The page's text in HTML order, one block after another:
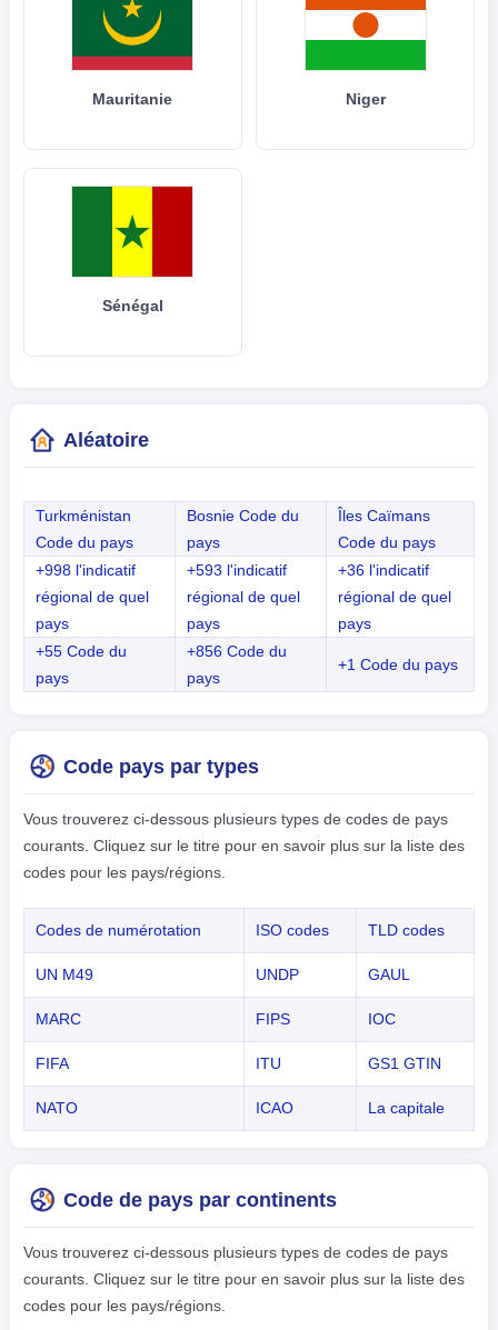
Mauritanie Niger
Sénégal
Aléatoire
Turkménistan
Code du pays
Bosnie Code du
pays
Îles Caïmans
Code du pays
+998 l'indicatif
régional de quel
pays
+593 l'indicatif
régional de quel
pays
+36 l'indicatif
régional de quel
pays
+55 Code du
pays
+856 Code du
pays
+1 Code du pays
Code pays par types
Vous trouverez ci-dessous plusieurs types de codes de pays
courants. Cliquez sur le titre pour en savoir plus sur la liste des
codes pour les pays/régions.
Codes de numérotation ISO codes TLD codes
UN M49 UNDP GAUL
MARC FIPS IOC
FIFA ITU GS1 GTIN
NATO ICAO La capitale
Code de pays par continents
Vous trouverez ci-dessous plusieurs types de codes de pays
courants. Cliquez sur le titre pour en savoir plus sur la liste des
codes pour les pays/régions.